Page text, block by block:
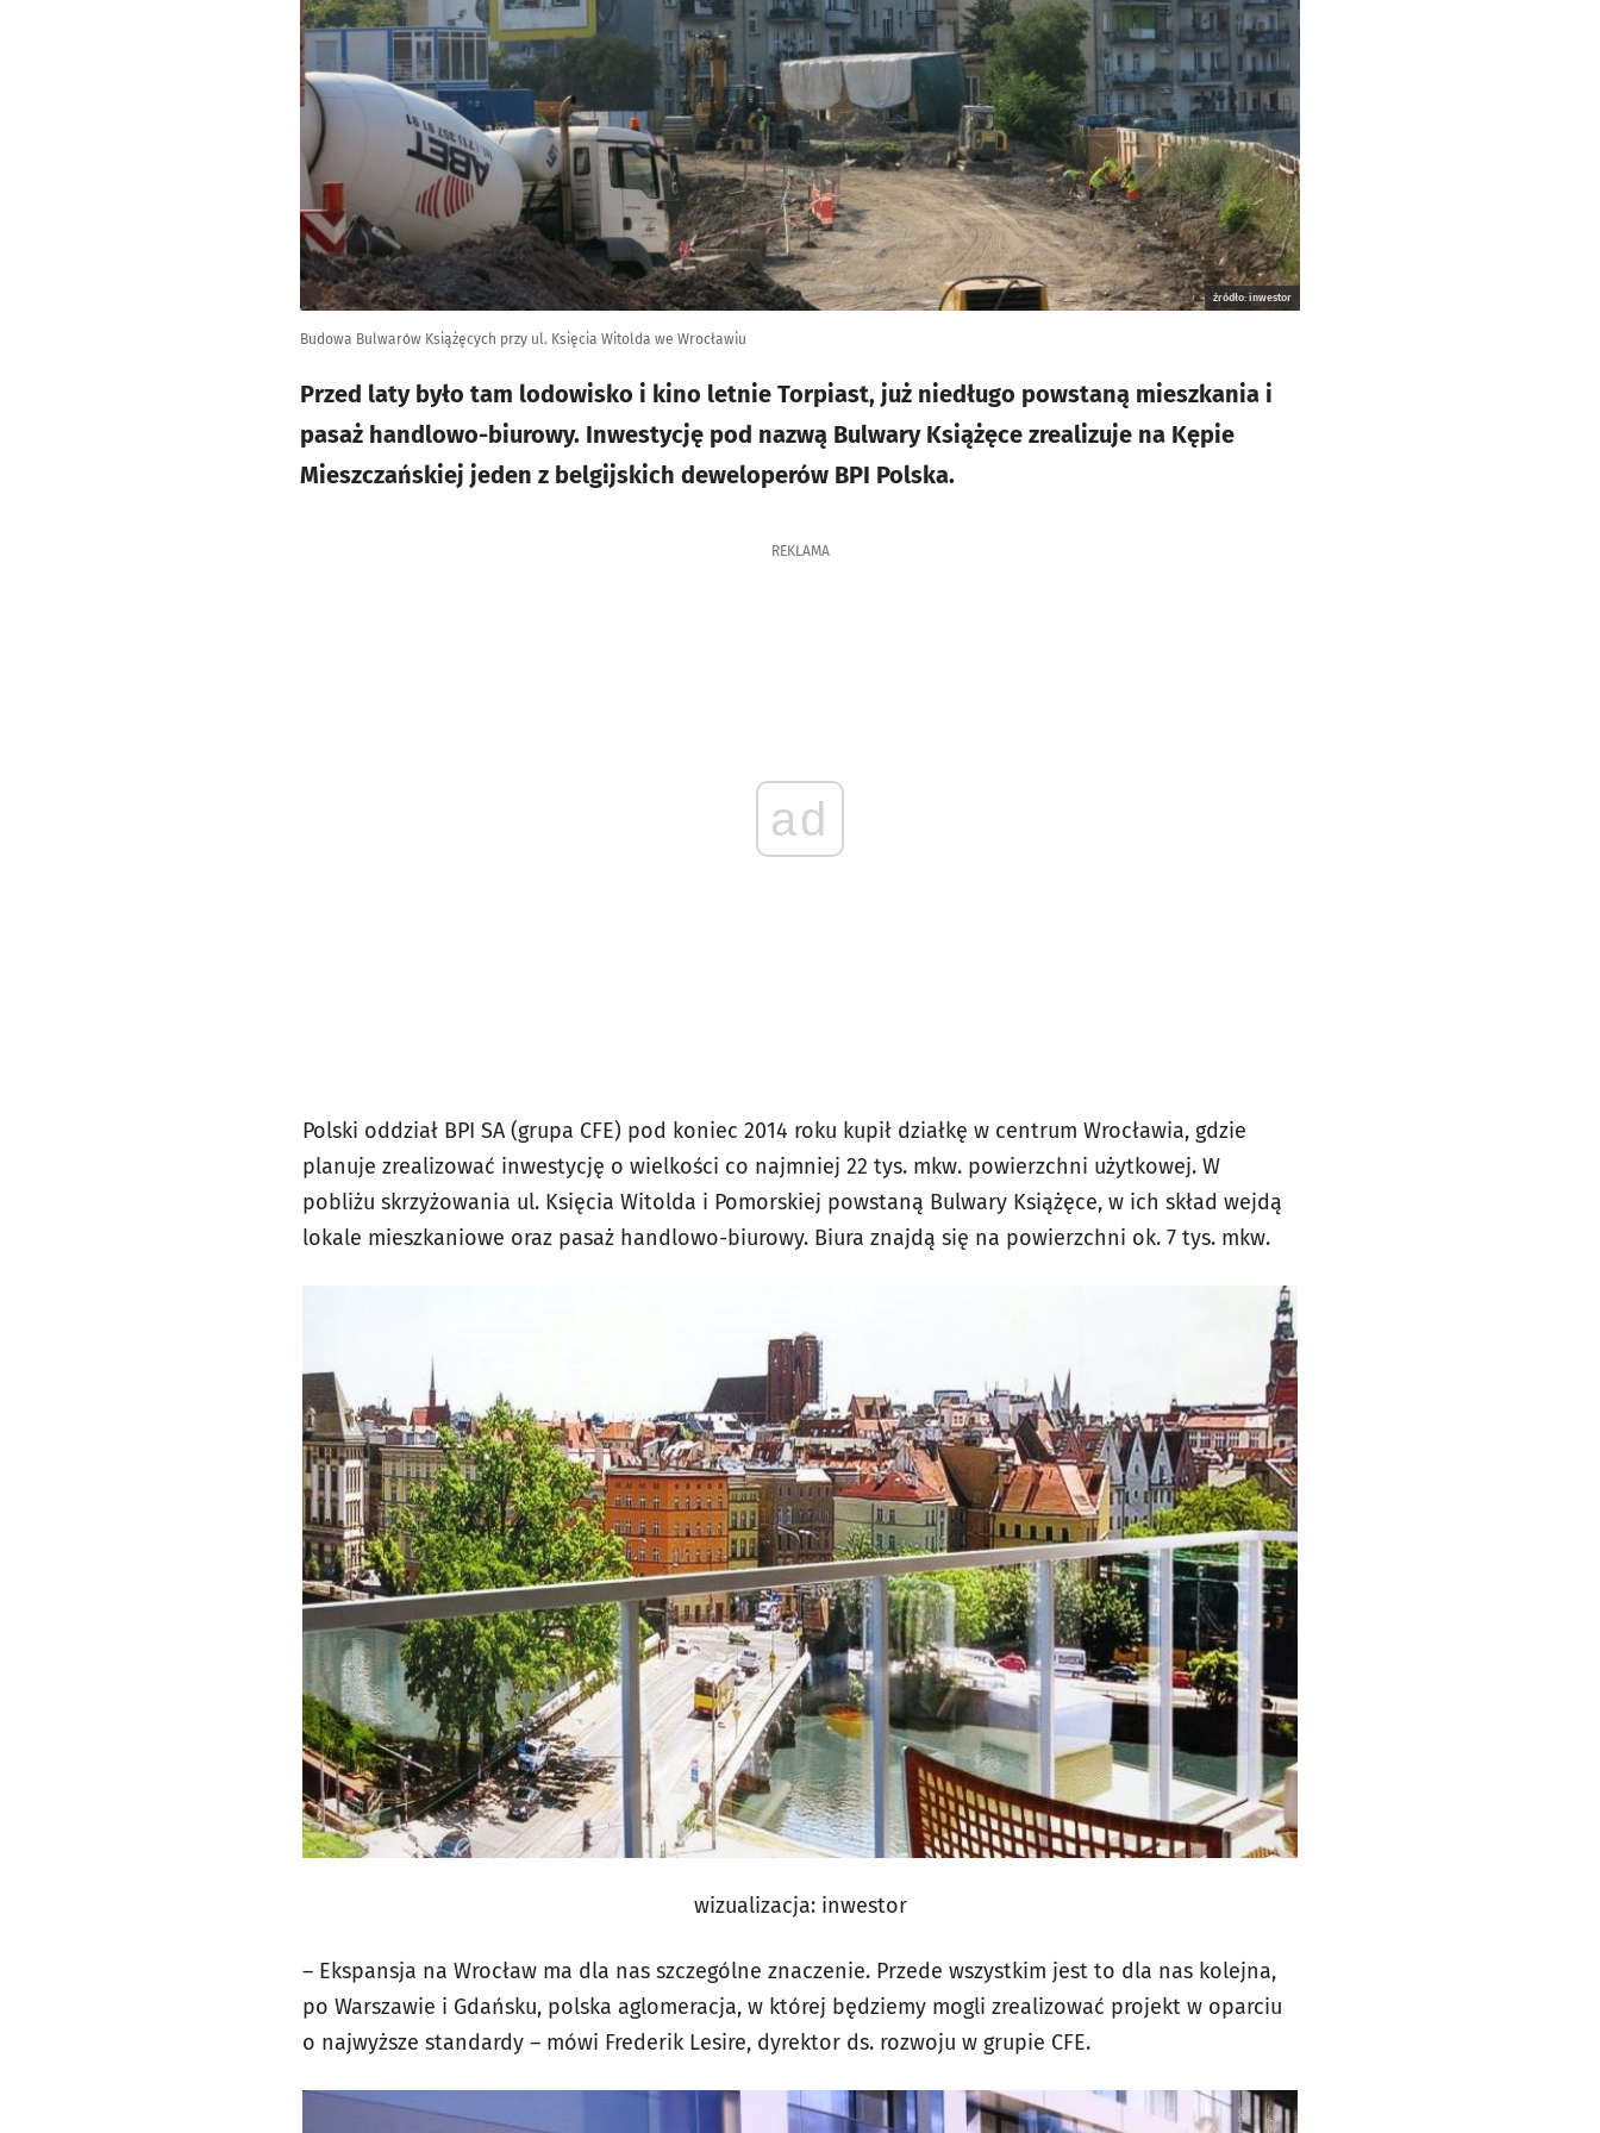
źródło: inwestor
Budowa Bulwarów Książęcych przy ul. Księcia Witolda we Wrocławiu
Przed laty było tam lodowisko i kino letnie Torpiast, już niedługo powstaną mieszkania i
pasaż handlowo-biurowy. Inwestycję pod nazwą Bulwary Książęce zrealizuje na Kępie
Mieszczańskiej jeden z belgijskich deweloperów BPI Polska.
REKLAMA
ad
Polski oddział BPI SA (grupa CFE) pod koniec 2014 roku kupił działkę w centrum Wrocławia, gdzie
planuje zrealizować inwestycję o wielkości co najmniej 22 tys. mkw. powierzchni użytkowej. W
pobliżu skrzyżowania ul. Księcia Witolda i Pomorskiej powstaną Bulwary Książęce, w ich skład wejdą
lokale mieszkaniowe oraz pasaż handlowo-biurowy. Biura znajdą się na powierzchni ok. 7 tys. mkw.
wizualizacja: inwestor
– Ekspansja na Wrocław ma dla nas szczególne znaczenie. Przede wszystkim jest to dla nas kolejna,
po Warszawie i Gdańsku, polska aglomeracja, w której będziemy mogli zrealizować projekt w oparciu
o najwyższe standardy – mówi Frederik Lesire, dyrektor ds. rozwoju w grupie CFE.